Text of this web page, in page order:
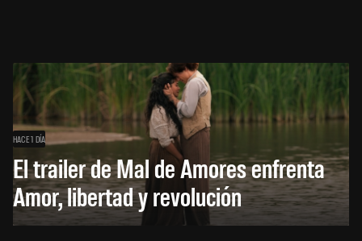
HACE 1 DÍA
El trailer de Mal de Amores enfrenta
Amor, libertad y revolución